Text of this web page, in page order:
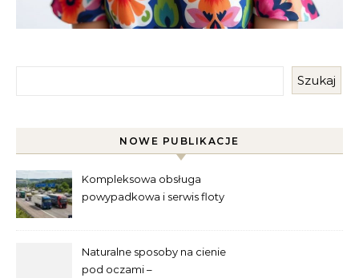
Szukaj
NOWE PUBLIKACJE
Kompleksowa obsługa
powypadkowa i serwis floty
pojazdów użytkowych?
Naturalne sposoby na cienie
pod oczami –